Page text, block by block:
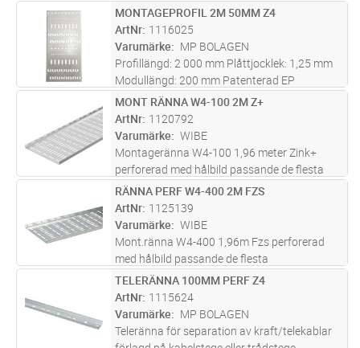
ST Lägg i kundvagn
MONTAGEPROFIL 2M 50MM Z4
ArtNr 1116025
Varumärke
MP BOLAGEN
Profillängd: 2 000 mm Plåttjocklek: 1,25 mm
Modullängd: 200 mm Patenterad EP
0813012. Kan på begäran fås lackerad.
ST Lägg i kundvagn
MONT RÄNNA W4-100 2M Z+
ArtNr 1120792
Varumärke
WIBE
Montageränna W4-100 1,96 meter Zink+
perforerad med hålbild passande de flesta
klamringsmetoder.
ST Lägg i kundvagn
RÄNNA PERF W4-400 2M FZS
ArtNr 1125139
Varumärke
WIBE
Mont.ränna W4-400 1,96m Fzs perforerad
med hålbild passande de flesta
klamringsmetoder
ST Lägg i kundvagn
TELERÄNNA 100MM PERF Z4
ArtNr 1115624
Varumärke
MP BOLAGEN
Teleränna för separation av kraft/telekablar